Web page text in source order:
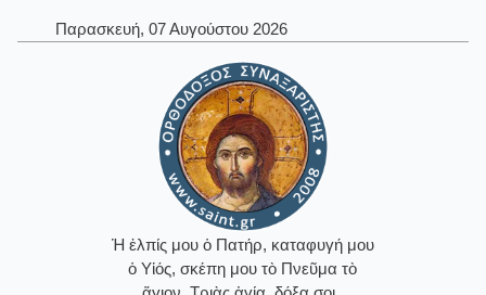
Παρασκευή, 07 Αυγούστου 2026
Ἡ ἐλπίς μου ὁ Πατήρ, καταφυγή μου
ὁ Υἱός, σκέπη μου τὸ Πνεῦμα τὸ